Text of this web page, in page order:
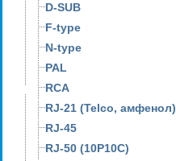
D-SUB
F-type
N-type
PAL
RCA
RJ-21 (Telco, амфенол)
RJ-45
RJ-50 (10P10C)